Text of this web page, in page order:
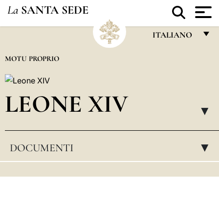
La SANTA SEDE
ITALIANO
ESPAÑOL
MOTU PROPRIO
LEONE XIV ▸
DOCUMENTI ▸